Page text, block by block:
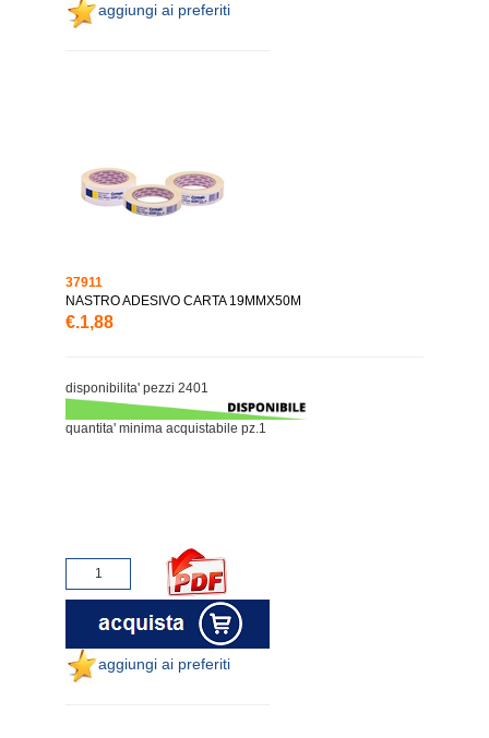
aggiungi ai preferiti
37911
NASTRO ADESIVO CARTA 19MMX50M
€.1,88
disponibilita' pezzi 2401
quantita' minima acquistabile pz.1
aggiungi ai preferiti